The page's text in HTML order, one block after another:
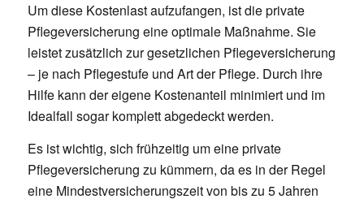
Um diese Kostenlast aufzufangen, ist die private
Pflegeversicherung eine optimale Maßnahme. Sie
leistet zusätzlich zur gesetzlichen Pflegeversicherung
– je nach Pflegestufe und Art der Pflege. Durch ihre
Hilfe kann der eigene Kostenanteil minimiert und im
Idealfall sogar komplett abgedeckt werden.
Es ist wichtig, sich frühzeitig um eine private
Pflegeversicherung zu kümmern, da es in der Regel
eine Mindestversicherungszeit von bis zu 5 Jahren